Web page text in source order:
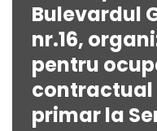
Bulevardul
nr.16,
pentru
contractual
primar la